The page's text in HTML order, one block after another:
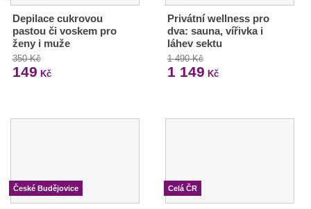
Depilace cukrovou
pastou či voskem pro
ženy i muže
350 Kč
149 Kč
Privátní wellness pro
dva: sauna, vířivka i
láhev sektu
1 490 Kč
1 149 Kč
České Budějovice Celá ČR